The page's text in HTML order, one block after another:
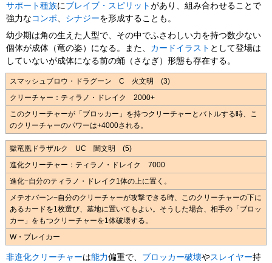
サポート種族に ブレイブ・スピリットがあり、組み合わせることで
強力な コンボ シナジーを形成することも。
幼少期は角の生えた人型で、その中でふさわしい力を持つ数少ない
個体が成体（竜の姿）になる。また、 カードイラスト として登場は
していないが成体になる前の蛹（さなぎ）形態も存在する。
スマッシュブロウ・ドラグーン C 火文明 (3)
クリーチャー：ティラノ・ドレイク 2000+
このクリーチャーが「ブロッカー」を持つクリーチャーとバトルする時、こ
のクリーチャーのパワーは+4000される。
獄竜凰ドラザルク UC 闇文明 (5)
進化クリーチャー：ティラノ・ドレイク 7000
進化−自分のティラノ・ドレイク1体の上に置く。
メテオバーン−自分のクリーチャーが攻撃できる時、このクリーチャーの下に
あるカードを1枚選び、墓地に置いてもよい。そうした場合、相手の「ブロッ
カー」をもつクリーチャーを1体破壊する。
W・ブレイカー
非進化クリーチャーは能力偏重で、 ブロッカー破壊やスレイヤー持